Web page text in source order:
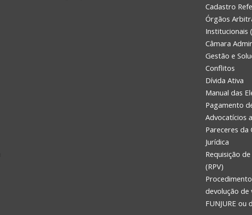
Cadastro
Órgãos
Institucionais
Câmara
Gestão e
Conflitos
Dívida Ativa
Manual das
Pagamento
Advocatícios
Pareceres da
Jurídica
Requisição
(RPV)
devolução de
FUNJURE ou